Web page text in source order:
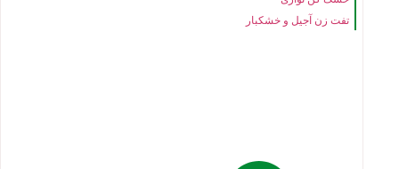
تفت زن آجیل و خشکبار